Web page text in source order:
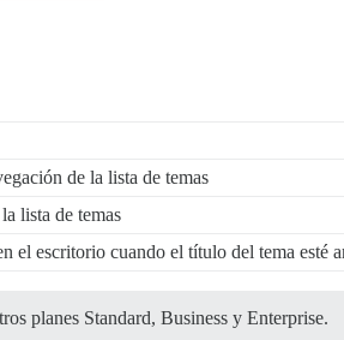
de la lista de temas
lista de temas
el escritorio cuando el título del tema esté
planes Standard, Business y Enterprise.